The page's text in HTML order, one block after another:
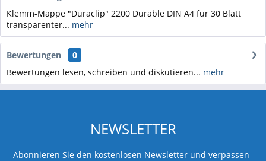
Klemm-Mappe "Duraclip" 2200 Durable DIN A4 für 30 Blatt
transparenter... mehr
Bewertungen
0
Bewertungen lesen, schreiben und diskutieren... mehr
NEWSLETTER
Abonnieren Sie den kostenlosen Newsletter und verpassen